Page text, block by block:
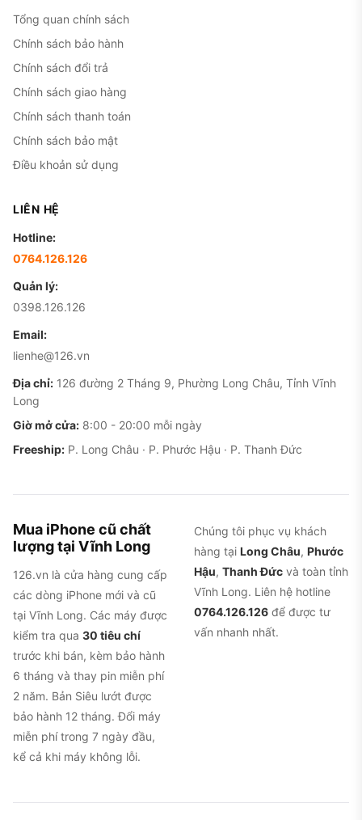
Tổng quan chính sách
Chính sách bảo hành
Chính sách đổi trả
Chính sách giao hàng
Chính sách thanh toán
Chính sách bảo mật
Điều khoản sử dụng
LIÊN HỆ
Hotline:
0764.126.126
Quản lý:
0398.126.126
Email:
lienhe@126.vn
Địa chỉ: 126 đường 2 Tháng 9, Phường Long Châu, Tỉnh Vĩnh
Long
Giờ mở cửa: 8:00 - 20:00 mỗi ngày
Freeship: P. Long Châu · P. Phước Hậu · P. Thanh Đức
Mua iPhone cũ chất
lượng tại Vĩnh Long
126.vn là cửa hàng cung cấp
các dòng iPhone mới và cũ
tại Vĩnh Long. Các máy được
kiểm tra qua 30 tiêu chí
trước khi bán, kèm bảo hành
6 tháng và thay pin miễn phí
2 năm. Bản Siêu lướt được
bảo hành 12 tháng. Đổi máy
miễn phí trong 7 ngày đầu,
kể cả khi máy không lỗi.
Chúng tôi phục vụ khách
hàng tại Long Châu, Phước
Hậu, Thanh Đức và toàn tỉnh
Vĩnh Long. Liên hệ hotline
0764.126.126 để được tư
vấn nhanh nhất.